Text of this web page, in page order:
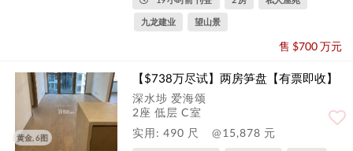
九龙建业 望山景
售 $700 万元
黄金, 6图
【$738万尽试】两房笋盘【有票即收】
深水埗 爱海颂
2座 低层 C室
实用: 490 尺
@15,878 元